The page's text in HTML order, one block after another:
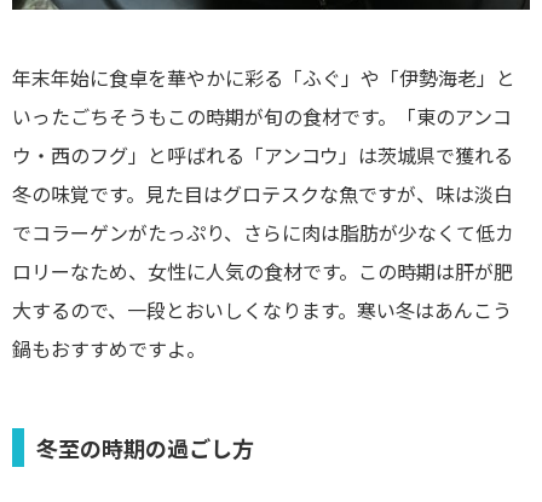
年末年始に食卓を華やかに彩る「ふぐ」や「伊勢海老」と
いったごちそうもこの時期が旬の食材です。「東のアンコ
ウ・西のフグ」と呼ばれる「アンコウ」は茨城県で獲れる
冬の味覚です。見た目はグロテスクな魚ですが、味は淡白
でコラーゲンがたっぷり、さらに肉は脂肪が少なくて低カ
ロリーなため、女性に人気の食材です。この時期は肝が肥
大するので、一段とおいしくなります。寒い冬はあんこう
鍋もおすすめですよ。
冬至の時期の過ごし方